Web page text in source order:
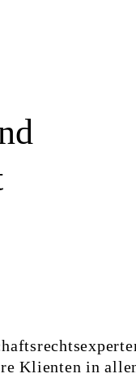
Klienten in